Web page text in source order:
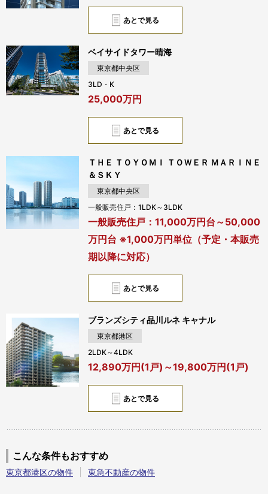
あとで見る
あとで見る
ベイサイドタワー晴海
東京都中央区
3LD・K
25,000万円
あとで見る
ＴＨＥ ＴＯＹＯＭＩ ＴＯＷＥＲ ＭＡＲＩＮＥ
＆ＳＫＹ
東京都中央区
一般販売住戸：1LDK～3LDK
一般販売住戸：11,000万円台～50,000
万円台 ※1,000万円単位（予定・本販売
期以降に対応）
あとで見る
ブランズシティ品川ルネ キャナル
東京都港区
2LDK～4LDK
12,890万円(1戸)～19,800万円(1戸)
こんな条件もおすすめ
東京都港区の物件 東急不動産の物件